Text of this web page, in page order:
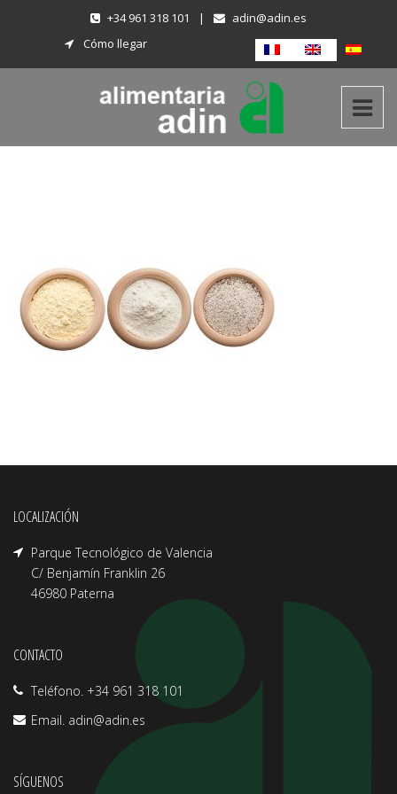
+34 961 318 101 |
adin@adin.es
Cómo llegar
LOCALIZACIÓN
Parque Tecnológico de Valencia
C/ Benjamín Franklin 26
46980 Paterna
CONTACTO
Teléfono. +34 961 318 101
Email. adin@adin.es
SÍGUENOS